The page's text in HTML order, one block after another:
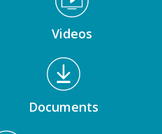
Videos
Documents